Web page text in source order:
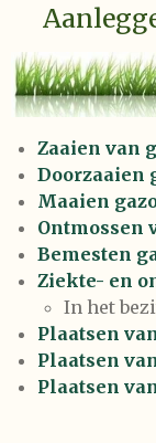
Zaaien van
Doorzaaien
Maaien
Ontmossen
Bemesten
Ziekte- en
In het
Plaatsen
Plaatsen
Plaatsen